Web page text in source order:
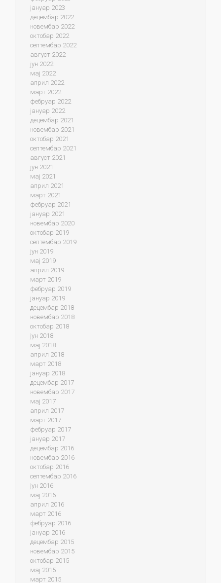
јануар 2023
децембар 2022
новембар 2022
октобар 2022
септембар 2022
август 2022
јун 2022
мај 2022
април 2022
март 2022
фебруар 2022
јануар 2022
децембар 2021
новембар 2021
октобар 2021
септембар 2021
август 2021
јун 2021
мај 2021
април 2021
март 2021
фебруар 2021
јануар 2021
новембар 2020
октобар 2019
септембар 2019
јун 2019
мај 2019
април 2019
март 2019
фебруар 2019
јануар 2019
децембар 2018
новембар 2018
октобар 2018
јун 2018
мај 2018
април 2018
март 2018
јануар 2018
децембар 2017
новембар 2017
мај 2017
април 2017
март 2017
фебруар 2017
јануар 2017
децембар 2016
новембар 2016
октобар 2016
септембар 2016
јун 2016
мај 2016
април 2016
март 2016
фебруар 2016
јануар 2016
децембар 2015
новембар 2015
октобар 2015
мај 2015
март 2015